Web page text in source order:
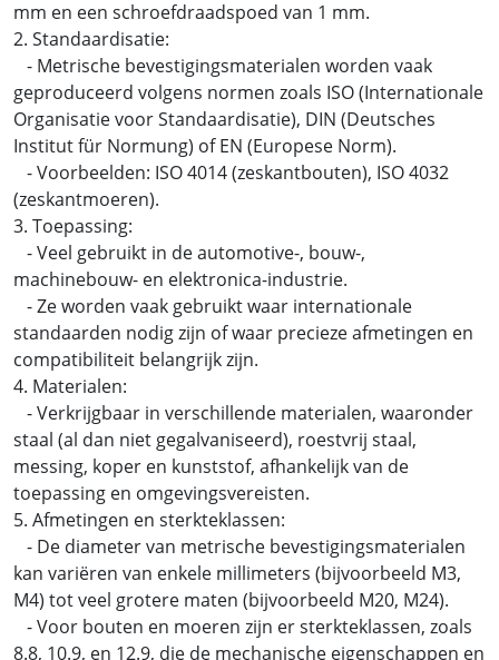
mm en een schroefdraadspoed van 1 mm.
2. Standaardisatie:
- Metrische bevestigingsmaterialen worden vaak
geproduceerd volgens normen zoals ISO (Internationale
Organisatie voor Standaardisatie), DIN (Deutsches
Institut für Normung) of EN (Europese Norm).
- Voorbeelden: ISO 4014 (zeskantbouten), ISO 4032
(zeskantmoeren).
3. Toepassing:
- Veel gebruikt in de automotive-, bouw-,
machinebouw- en elektronica-industrie.
- Ze worden vaak gebruikt waar internationale
standaarden nodig zijn of waar precieze afmetingen en
compatibiliteit belangrijk zijn.
4. Materialen:
- Verkrijgbaar in verschillende materialen, waaronder
staal (al dan niet gegalvaniseerd), roestvrij staal,
messing, koper en kunststof, afhankelijk van de
toepassing en omgevingsvereisten.
5. Afmetingen en sterkteklassen:
- De diameter van metrische bevestigingsmaterialen
kan variëren van enkele millimeters (bijvoorbeeld M3,
M4) tot veel grotere maten (bijvoorbeeld M20, M24).
- Voor bouten en moeren zijn er sterkteklassen, zoals
8.8, 10.9, en 12.9, die de mechanische eigenschappen en